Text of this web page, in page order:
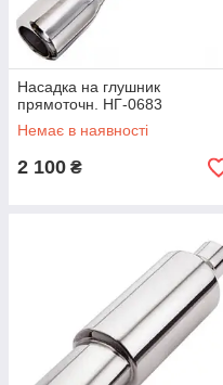
Насадка на глушник
прямоточн. НГ-0683
Немає в наявності
2 100 ₴